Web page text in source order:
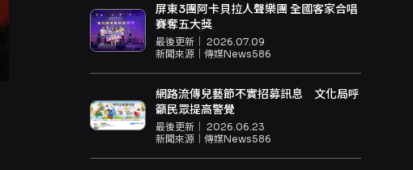
屏東3團阿卡貝拉人聲樂團 全國客家合唱
賽奪五大獎
最後更新｜ 2026.07.09
新聞來源｜ 傳媒News586
網路流傳兒藝節不實招募訊息 文化局呼
籲民眾提高警覺
最後更新｜ 2026.06.23
新聞來源｜ 傳媒News586